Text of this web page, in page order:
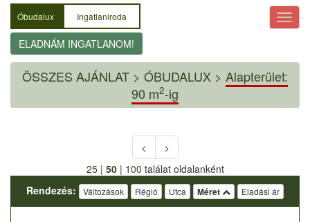
Óbudalux Ingatlaniroda
ELADNÁM INGATLANOM!
ÖSSZES AJÁNLAT > ÓBUDALUX > Alapterület:
90 m2-ig
<
>
25| 50| 100 találat oldalanként
Rendezés:
Változások Régió Utca Méret Eladási ár